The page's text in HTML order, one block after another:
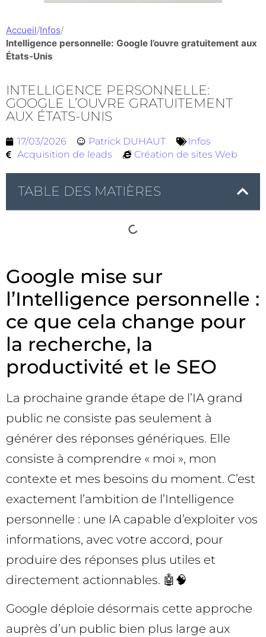
Accueil/Infos/
Intelligence personnelle: Google l’ouvre gratuitement aux
États-Unis
INTELLIGENCE PERSONNELLE:
GOOGLE L’OUVRE GRATUITEMENT
AUX ÉTATS-UNIS
17/03/2026 Patrick DUHAUT
Infos
Acquisition de leads
Création de sites Web
TABLE DES MATIÈRES
Google mise sur
l’Intelligence personnelle :
ce que cela change pour
la recherche, la
productivité et le SEO
La prochaine grande étape de l’IA grand
public ne consiste pas seulement à
générer des réponses génériques. Elle
consiste à comprendre « moi », mon
contexte et mes besoins du moment. C’est
exactement l’ambition de l’Intelligence
personnelle : une IA capable d’exploiter vos
informations, avec votre accord, pour
produire des réponses plus utiles et
directement actionnables. 🤖🧠
Google déploie désormais cette approche
auprès d’un public bien plus large aux